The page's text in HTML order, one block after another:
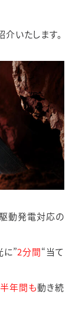
いたします。
駆動発電対応の
に”2分間“当て
半年間も動き続